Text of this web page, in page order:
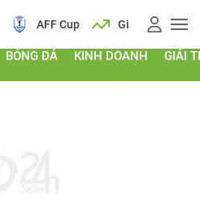
AFF Cup Giá vàng
BÓNG ĐÁ KINH DOANH GIẢI